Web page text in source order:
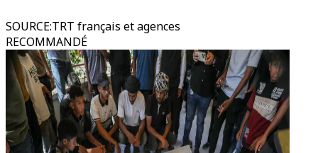
SOURCE:TRT français et agences
RECOMMANDÉ